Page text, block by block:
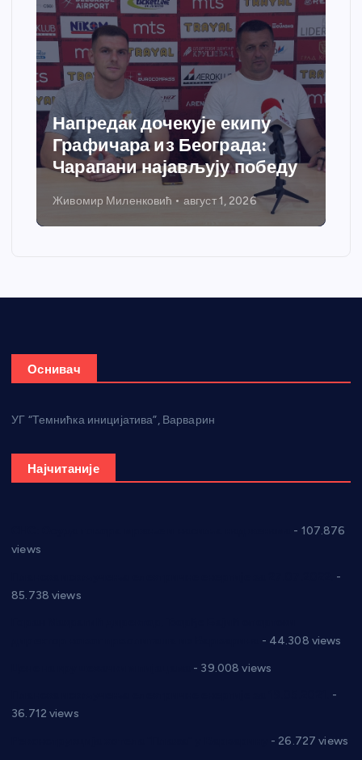
Напредак дочекује екипу
Графичара из Београда:
Чарапани најављују победу
Живомир Миленковић август 1, 2026
Оснивач
УГ “Темнићка иницијатива”, Варварин
Најчитаније
- 107.876
views
-
85.738 views
- 44.308 views
- 39.008 views
-
36.712 views
- 26.727 views